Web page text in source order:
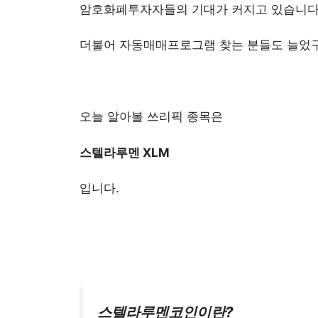
암호화폐투자자들의 기대가 커지고 있습니
더불어 자동매매프로그램 찾는 분들도 늘었
오늘 알아볼 쓰리픽 종목은
스텔라루멘 XLM
입니다.
스텔라루멘코인이란?